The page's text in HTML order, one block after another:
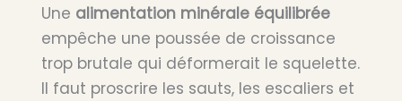
Une alimentation minérale équilibrée
empêche une poussée de croissance
trop brutale qui déformerait le squelette.
Il faut proscrire les sauts, les escaliers et